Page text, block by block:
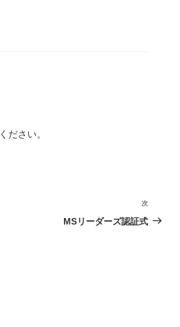
ださい。
次
の
次
MSリーダーズ認証式